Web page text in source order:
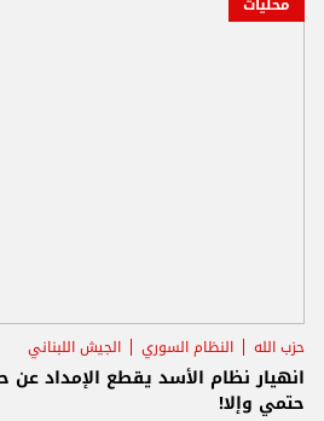
حزب الله النظام السوري الجيش اللبناني
انهيار نظام الأسد يقطع الإمداد عن
حتمي وإلا!